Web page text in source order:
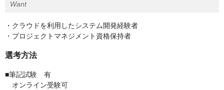
Want
・クラウドを利用したシステム開発経験者
・プロジェクトマネジメント資格保持者
選考方法
■筆記試験 有
オンライン受験可